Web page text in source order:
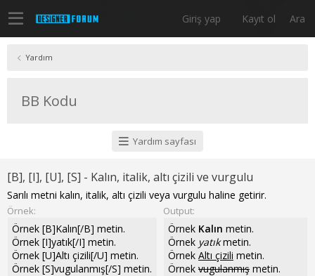
Giriş yap Kayıt ol Ara
Yardım
BB Kodu
Yardım sayfası
[B], [I], [U], [S] - Kalın, italik, altı çizili ve vurgulu
Sarılı metni kalın, italik, altı çizili veya vurgulu haline getirir.
Örnek:
Örnek [B]Kalın[/B] metin.
Örnek [I]yatık[/I] metin.
Örnek [U]Altı çizili[/U] metin.
Örnek [S]vugulanmış[/S] metin.
Output:
Örnek Kalın metin.
Örnek yatıkmetin.
Örnek Altı çizili metin.
Örnek vugulanmış metin.